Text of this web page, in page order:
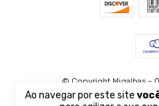
Ao navegar por este site
© Copyright Migalhas -